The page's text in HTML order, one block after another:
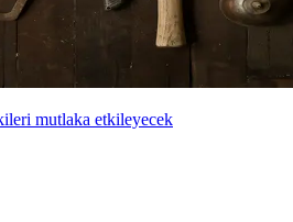
mutlaka etkileyecek